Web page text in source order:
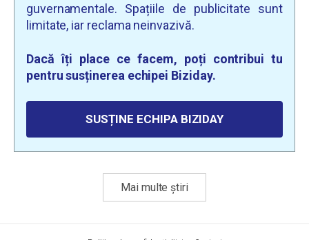
guvernamentale. Spațiile de publicitate sunt
limitate, iar reclama neinvazivă.
Dacă îți place ce facem, poți contribui tu
pentru susținerea echipei Biziday.
SUSȚINE ECHIPA BIZIDAY
Mai multe știri